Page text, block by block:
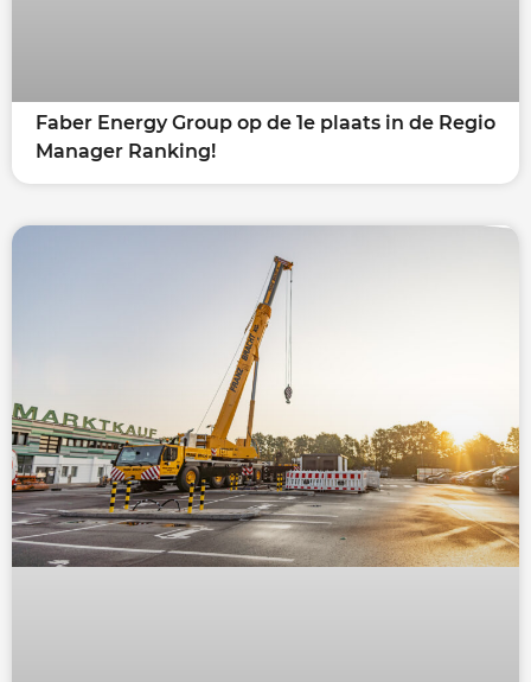
Faber Energy Group op de 1e plaats in de Regio
Manager Ranking!